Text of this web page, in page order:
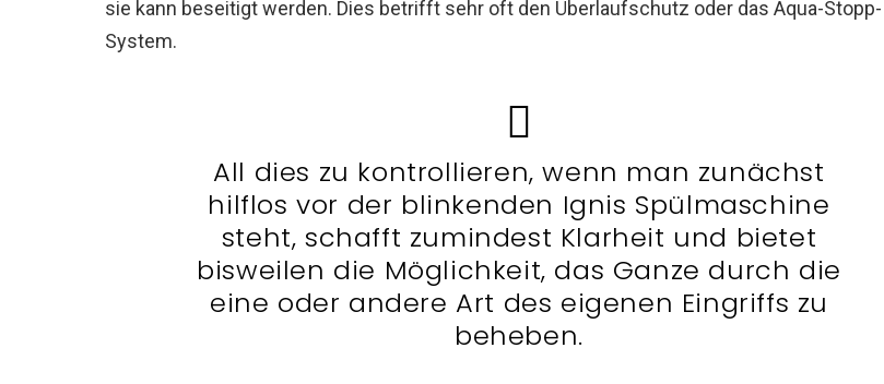
sie kann beseitigt werden. Dies betrifft sehr oft den Überlaufschutz oder das Aqua-Stopp-
System.
All dies zu kontrollieren, wenn man zunächst
hilflos vor der blinkenden Ignis Spülmaschine
steht, schafft zumindest Klarheit und bietet
bisweilen die Möglichkeit, das Ganze durch die
eine oder andere Art des eigenen Eingriffs zu
beheben.